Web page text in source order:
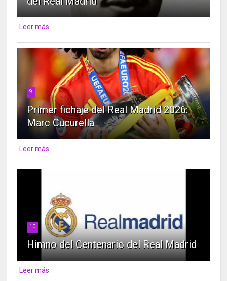
Leer más
9
Primer fichaje del Real Madrid 2026:
Marc Cucurella
Leer más
10
Himno del Centenario del Real Madrid
Leer más